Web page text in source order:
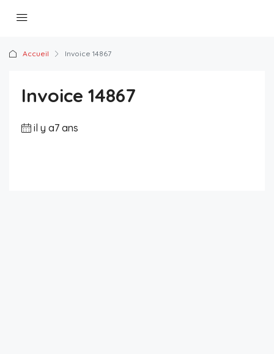
Accueil Invoice 14867
Invoice 14867
il y a7 ans